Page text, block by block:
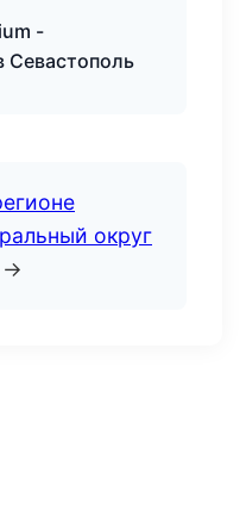
-
Севастополь
округ
→